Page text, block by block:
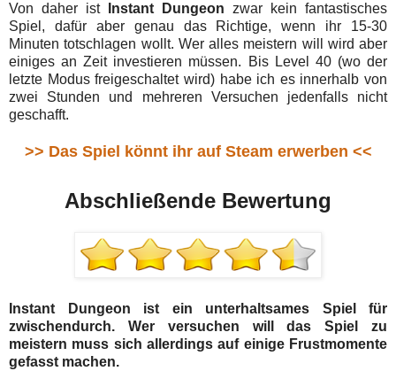
Von daher ist Instant Dungeon zwar kein fantastisches
Spiel, dafür aber genau das Richtige, wenn ihr 15-30
Minuten totschlagen wollt. Wer alles meistern will wird aber
einiges an Zeit investieren müssen. Bis Level 40 (wo der
letzte Modus freigeschaltet wird) habe ich es innerhalb von
zwei Stunden und mehreren Versuchen jedenfalls nicht
geschafft.
>> Das Spiel könnt ihr auf Steam erwerben <<
Abschließende Bewertung
Instant Dungeon ist ein unterhaltsames Spiel für
zwischendurch. Wer versuchen will das Spiel zu
meistern muss sich allerdings auf einige Frustmomente
gefasst machen.